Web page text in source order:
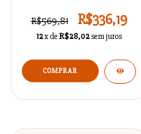
R$569,81 R$336,19
12x de R$28,02 sem juros